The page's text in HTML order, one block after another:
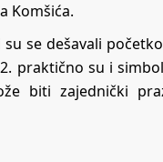
Komšića.
se dešavali
praktično su i
biti zajednički